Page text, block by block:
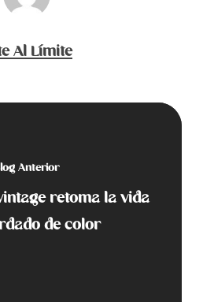
Al Límite
Anterior
retoma la vida
de color